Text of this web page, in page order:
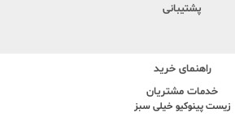
پشتیبانی
راهنمای خرید
خدمات مشتریان
زیست پینوکیو خیلی سبز